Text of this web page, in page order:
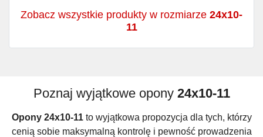
Zobacz wszystkie produkty w rozmiarze 24x10-
11
Poznaj wyjątkowe opony 24x10-11
Opony 24x10-11to wyjątkowa propozycja dla tych, którzy
cenią sobie maksymalną kontrolę i pewność prowadzenia